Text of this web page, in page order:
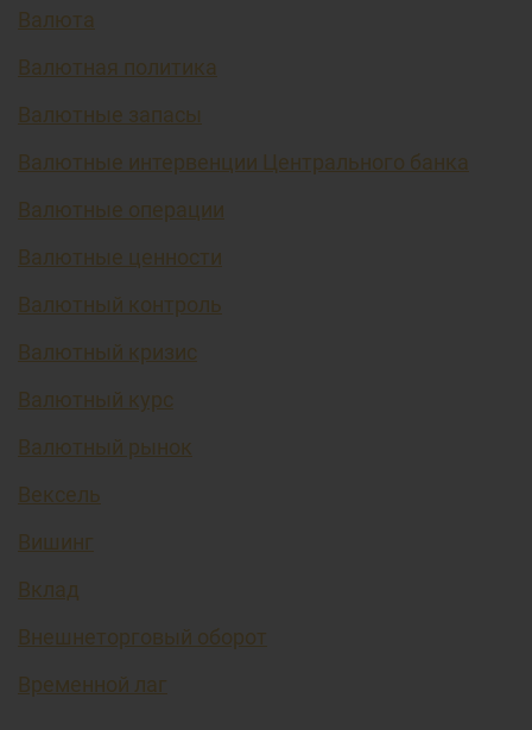
Валюта
Валютная политика
Валютные запасы
Валютные интервенции Центрального банка
Валютные операции
Валютные ценности
Валютный контроль
Валютный кризис
Валютный курс
Валютный рынок
Вексель
Вишинг
Вклад
Внешнеторговый оборот
Временной лаг